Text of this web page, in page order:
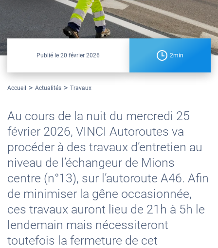
Publié le20 février 2026 2min
Accueil Actualités Travaux
Au cours de la nuit du mercredi 25
février 2026, VINCI Autoroutes va
procéder à des travaux d’entretien au
niveau de l’échangeur de Mions
centre (n°13), sur l’autoroute A46. Afin
de minimiser la gêne occasionnée,
ces travaux auront lieu de 21h à 5h le
lendemain mais nécessiteront
toutefois la fermeture de cet